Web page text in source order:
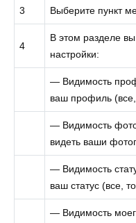
3 Выберите пункт
4
В этом разделе
настройки:
— Видимость
ваш профиль (все,
— Видимость
видеть ваши
— Видимость
ваш статус (все,
— Видимость